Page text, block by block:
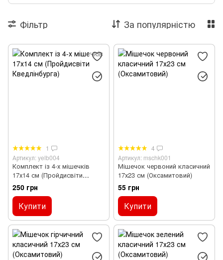
Фільтр За популярністю
1
Артикул: yelb004
Комплект із 4-х мішечків
17х14 см (Пройдисвіти
Кведлінбурга)
250 грн
Купити
4
Артикул: mschk001
Мішечок червоний класичний
17х23 см (Оксамитовий)
55 грн
Купити